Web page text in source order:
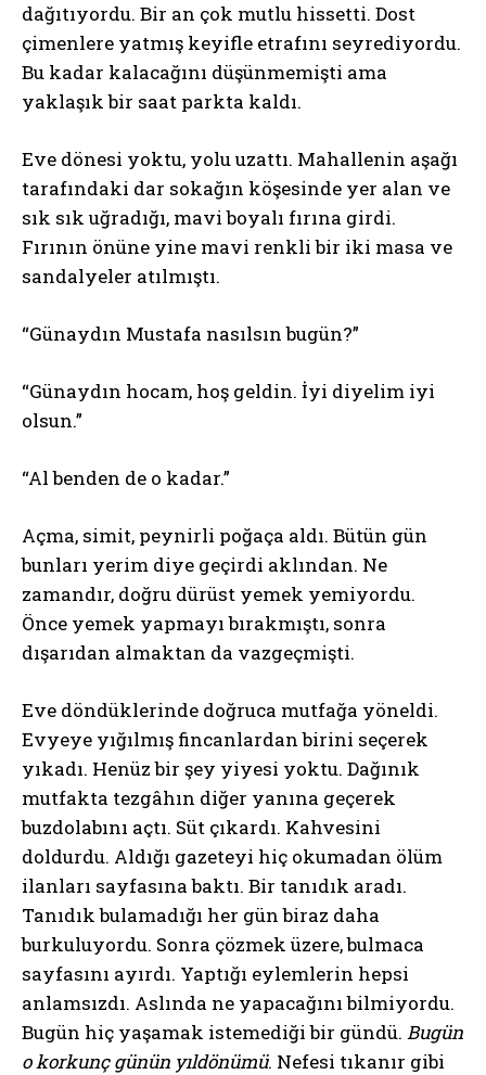
dağıtıyordu. Bir an çok mutlu hissetti. Dost
çimenlere yatmış keyifle etrafını seyrediyordu.
Bu kadar kalacağını düşünmemişti ama
yaklaşık bir saat parkta kaldı.
Eve dönesi yoktu, yolu uzattı. Mahallenin aşağı
tarafındaki dar sokağın köşesinde yer alan ve
sık sık uğradığı, mavi boyalı fırına girdi.
Fırının önüne yine mavi renkli bir iki masa ve
sandalyeler atılmıştı.
“Günaydın Mustafa nasılsın bugün?”
“Günaydın hocam, hoş geldin. İyi diyelim iyi
olsun.”
“Al benden de o kadar.”
Açma, simit, peynirli poğaça aldı. Bütün gün
bunları yerim diye geçirdi aklından. Ne
zamandır, doğru dürüst yemek yemiyordu.
Önce yemek yapmayı bırakmıştı, sonra
dışarıdan almaktan da vazgeçmişti.
Eve döndüklerinde doğruca mutfağa yöneldi.
Evyeye yığılmış fincanlardan birini seçerek
yıkadı. Henüz bir şey yiyesi yoktu. Dağınık
mutfakta tezgâhın diğer yanına geçerek
buzdolabını açtı. Süt çıkardı. Kahvesini
doldurdu. Aldığı gazeteyi hiç okumadan ölüm
ilanları sayfasına baktı. Bir tanıdık aradı.
Tanıdık bulamadığı her gün biraz daha
burkuluyordu. Sonra çözmek üzere, bulmaca
sayfasını ayırdı. Yaptığı eylemlerin hepsi
anlamsızdı. Aslında ne yapacağını bilmiyordu.
Bugün hiç yaşamak istemediği bir gündü. Bugün
o korkunç günün yıldönümü. Nefesi tıkanır gibi